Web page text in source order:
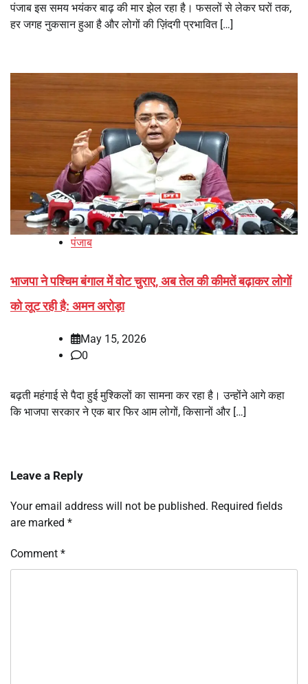
पंजाब इस समय भयंकर बाढ़ की मार झेल रहा है। फसलों से लेकर घरों तक,
हर जगह नुकसान हुआ है और लोगों की ज़िंदगी प्रभावित […]
पंजाब
भाजपा ने पश्चिम बंगाल में वोट चुराए, अब तेल की कीमतें बढ़ाकर लोगों
को लूट रही है: अमन अरोड़ा
May 15, 2026
0
बढ़ती महंगाई से पैदा हुई मुश्किलों का सामना कर रहा है। उन्होंने आगे कहा
कि भाजपा सरकार ने एक बार फिर आम लोगों, किसानों और […]
Leave a Reply
Your email address will not be published. Required fields
are marked *
Comment *